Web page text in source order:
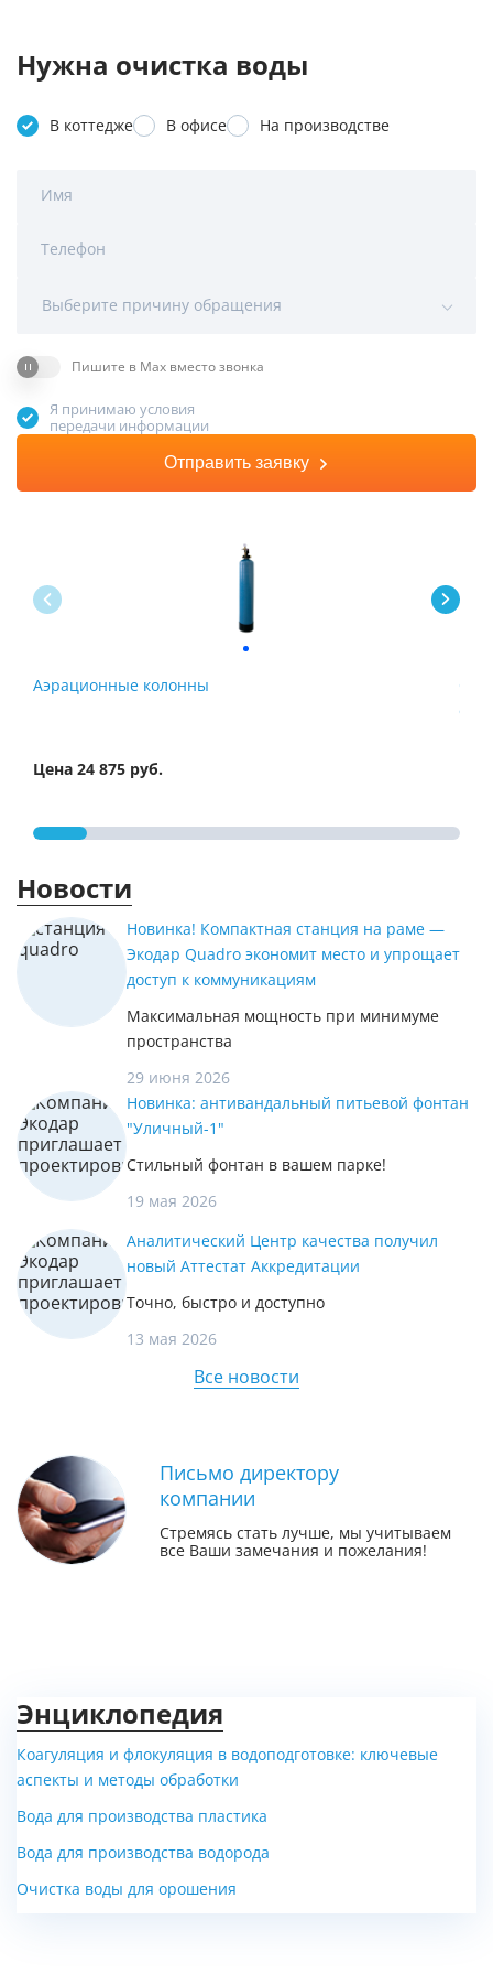
Нужна очистка воды
В коттедже В офисе На производстве
Имя
Телефон
Выберите причину обращения
Пишите в Max вместо звонка
Я принимаю условия
передачи информации
Отправить заявку
Аэрационные колонны
Цена 24 875 руб.
Новости
Новинка! Компактная станция на раме —
Экодар Quadro экономит место и упрощает
доступ к коммуникациям
Максимальная мощность при минимуме
пространства
29 июня 2026
Новинка: антивандальный питьевой фонтан
"Уличный-1"
Стильный фонтан в вашем парке!
19 мая 2026
Аналитический Центр качества получил
новый Аттестат Аккредитации
Точно, быстро и доступно
13 мая 2026
Все новости
Письмо директору
компании
Стремясь стать лучше, мы учитываем
все Ваши замечания и пожелания!
Энциклопедия
Коагуляция и флокуляция в водоподготовке: ключевые
аспекты и методы обработки
Вода для производства пластика
Вода для производства водорода
Очистка воды для орошения